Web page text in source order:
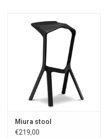
Miura stool
€219,00